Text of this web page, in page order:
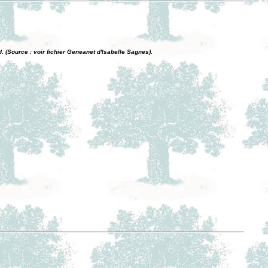
(Source : voir fichier Geneanet d'Isabelle Sagnes).